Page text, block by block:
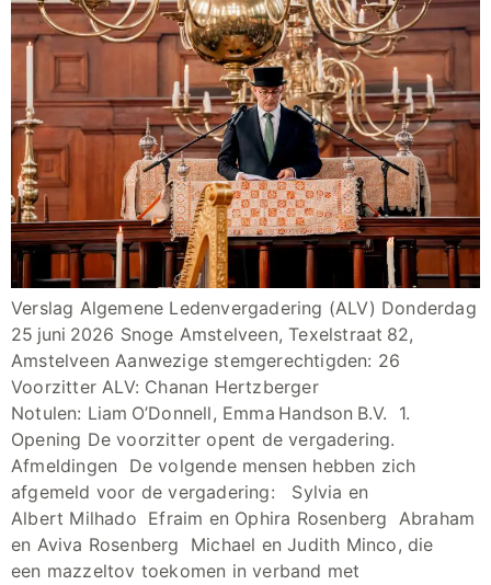
Verslag Algemene Ledenvergadering (ALV) Donderdag
25 juni 2026 Snoge Amstelveen, Texelstraat 82,
Amstelveen Aanwezige stemgerechtigden: 26
Voorzitter ALV: Chanan Hertzberger
Notulen: Liam O’Donnell, Emma Handson B.V. 1.
Opening De voorzitter opent de vergadering.
Afmeldingen De volgende mensen hebben zich
afgemeld voor de vergadering: Sylvia en
Albert Milhado Efraim en Ophira Rosenberg Abraham
en Aviva Rosenberg Michael en Judith Minco, die
een mazzeltov toekomen in verband met